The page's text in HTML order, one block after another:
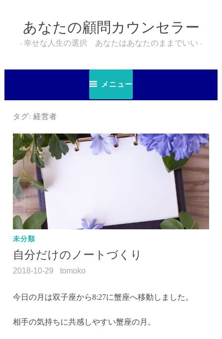
へ
あなたの顧問カウンセラー
幸せな人生の選択 あなたはあなたのままでいい
メニュー
タグ:経営者
未分類
自分だけのノートづくり
2018-10-29 tomoko
今日の月は双子座から8:27に蟹座へ移動しました。
相手の気持ちに共感しやすい蟹座の月。